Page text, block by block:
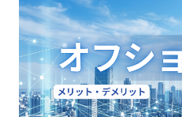
よく読まれている記事